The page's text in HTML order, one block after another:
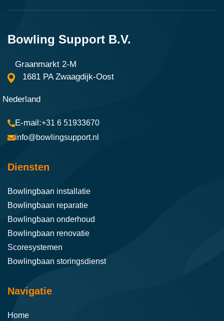
Bowling Support B.V.
Graanmarkt 2-M
1681 PA Zwaagdijk-Oost
Nederland
+31 6 51933670
info@bowlingsupport.nl
Diensten
Bowlingbaan installatie
Bowlingbaan reparatie
Bowlingbaan onderhoud
Bowlingbaan renovatie
Scoresystemen
Bowlingbaan storingsdienst
Navigatie
Home